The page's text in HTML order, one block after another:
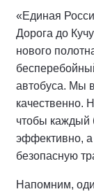
«Единая
Дорога до
нового
автобуса. Мы
качественно.
чтобы каждый
эффективно,
безопасную
Напомним,